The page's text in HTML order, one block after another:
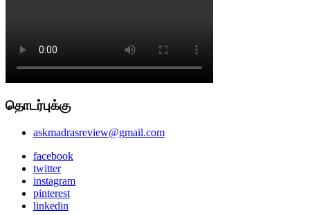
தொடர்புக்கு
askmadrasreview@gmail.com
facebook
twitter
instagram
pinterest
linkedin